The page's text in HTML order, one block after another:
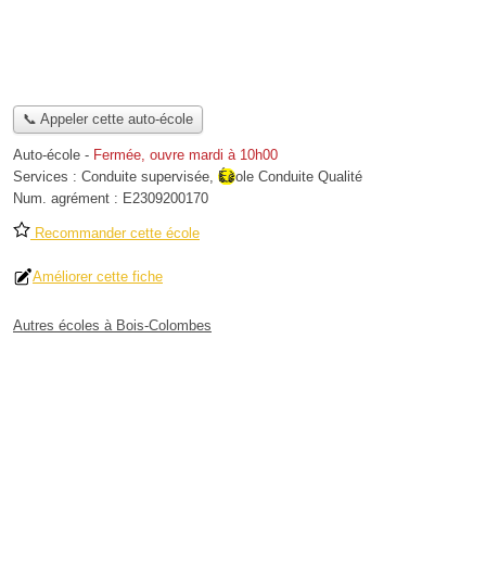
📞 Appeler cette auto-école
Auto-école - Fermée, ouvre mardi à 10h00
Services : Conduite supervisée, École Conduite Qualité
Num. agrément : E2309200170
Recommander cette école
Améliorer cette fiche
Autres écoles à Bois-Colombes